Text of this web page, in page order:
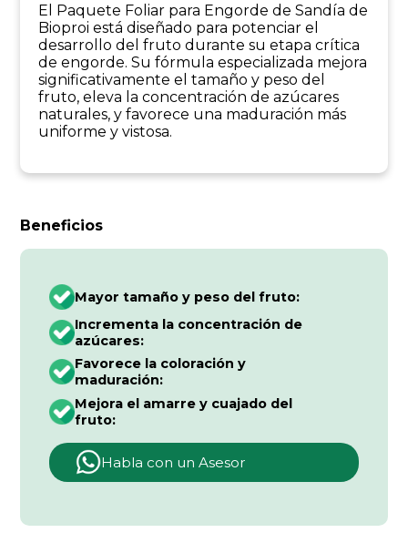
El Paquete Foliar para Engorde de Sandía de
Bioproi está diseñado para potenciar el
desarrollo del fruto durante su etapa crítica
de engorde. Su fórmula especializada mejora
significativamente el tamaño y peso del
fruto, eleva la concentración de azúcares
naturales, y favorece una maduración más
uniforme y vistosa.
Beneficios
Mayor tamaño y peso del fruto:
Incrementa la concentración de
azúcares:
Favorece la coloración y
maduración:
Mejora el amarre y cuajado del
fruto:
Habla con un Asesor